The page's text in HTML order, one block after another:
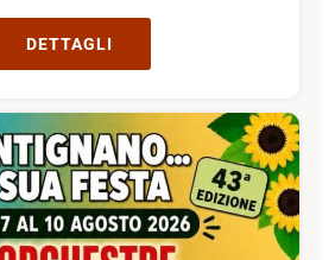
DETTAGLI